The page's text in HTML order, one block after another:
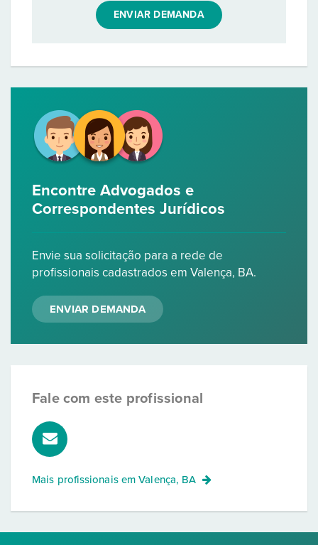
ENVIAR DEMANDA
Encontre Advogados e
Correspondentes Jurídicos
Envie sua solicitação para a rede de
profissionais cadastrados em Valença, BA.
ENVIAR DEMANDA
Fale com este profissional
Mais profissionais emValença, BA